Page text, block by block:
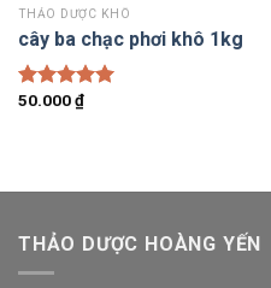
THẢO DƯỢC KHÔ
cây ba chạc phơi khô 1kg
Được xếp
50.000₫
THẢO DƯỢC HOÀNG YẾN